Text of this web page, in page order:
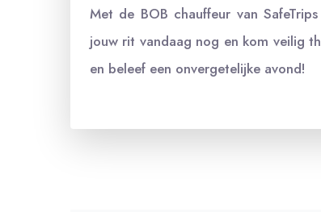
Met de BOB chauffeur van
jouw rit vandaag nog en kom veilig
en beleef een onvergetelijke avond!